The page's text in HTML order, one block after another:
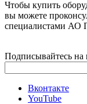
Чтобы купить
вы можете
специалистами АО
Подписывайтесь на
Вконтакте
YouTube